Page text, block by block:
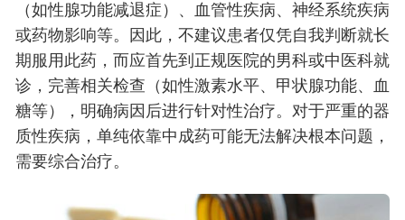
（如性腺功能减退症）、血管性疾病、神经系统疾病
或药物影响等。因此，不建议患者仅凭自我判断就长
期服用此药，而应首先到正规医院的男科或中医科就
诊，完善相关检查（如性激素水平、甲状腺功能、血
糖等），明确病因后进行针对性治疗。对于严重的器
质性疾病，单纯依靠中成药可能无法解决根本问题，
需要综合治疗。